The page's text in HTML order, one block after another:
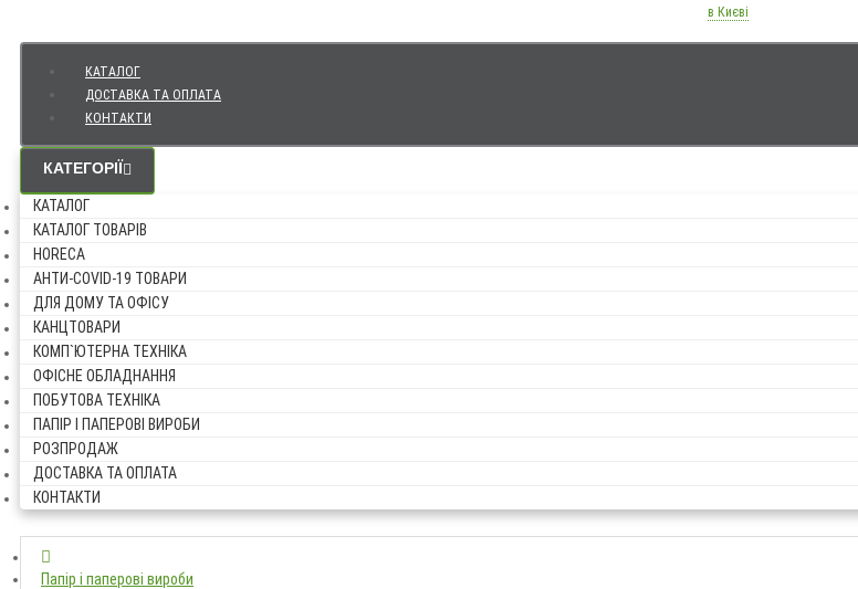
в Києві
КАТАЛОГ
ДОСТАВКА ТА ОПЛАТА
КОНТАКТИ
КАТЕГОРІЇ
КАТАЛОГ
КАТАЛОГ ТОВАРІВ
HORECA
АНТИ-COVID-19 ТОВАРИ
ДЛЯ ДОМУ ТА ОФІСУ
КАНЦТОВАРИ
КОМП`ЮТЕРНА ТЕХНІКА
ОФІСНЕ ОБЛАДНАННЯ
ПОБУТОВА ТЕХНІКА
ПАПІР І ПАПЕРОВІ ВИРОБИ
РОЗПРОДАЖ
ДОСТАВКА ТА ОПЛАТА
КОНТАКТИ
Папір і паперові вироби